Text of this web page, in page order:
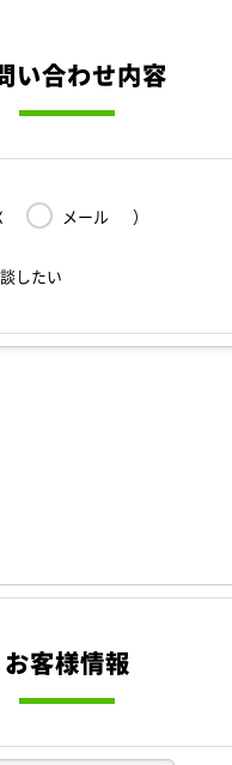
い合わせ内容
メール
）
したい
お客様情報